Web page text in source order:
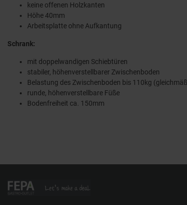
keine offenen Holzkanten
Höhe 40mm
Arbeitsplatte ohne Aufkantung
Schrank:
mit doppelwandigen Schiebtüren
stabiler, höhenverstellbarer Zwischenboden
Belastung des Zwischenboden bis 110kg
runde, höhenverstellbare Füße
Bodenfreiheit ca. 150mm